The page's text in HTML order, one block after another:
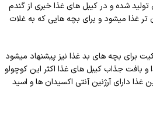
تولید شده و در کیبل های غذا خبری از گندم
غذا میشود و برای بچه هایی که به غلات
برای بچه های بد غذا نیز پیشنهاد میشود
و بافت جذاب کیبل های غذا اکثر این کوچولو
دارای آرژنین آنتی اکسیدان ها و اسید